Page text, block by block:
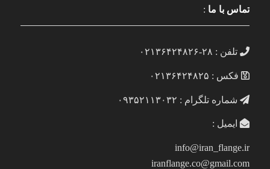
تماس با ما :
تلفن : ۲۸-۰۲۱۳۶۴۲۴۸۲۶
فکس : ۰۲۱۳۶۴۲۴۸۲۵
شماره تلگرام : ۰۹۳۵۲۱۱۳۰۳۲
ایمیل :
info@iran_flange.ir
iranflange.co@gmail.com